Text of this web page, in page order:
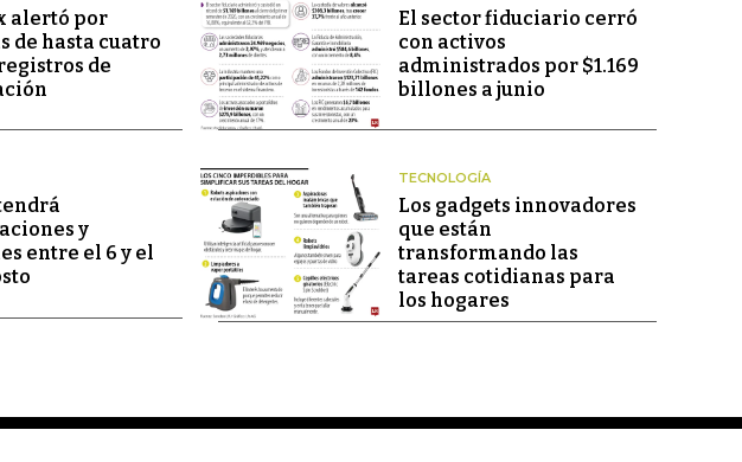
alertó por
de hasta cuatro
de
El sector fiduciario cerró
con activos
administrados por $1.169
billones a junio
y
entre el 6 y el
TECNOLOGÍA
Los gadgets innovadores
que están
transformando las
tareas cotidianas para
los hogares